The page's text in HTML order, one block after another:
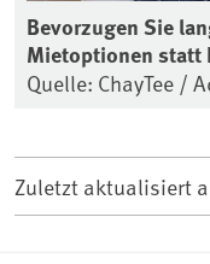
Bevorzugen Sie
Mietoptionen statt
Quelle: ChayTee /
Zuletzt aktualisiert